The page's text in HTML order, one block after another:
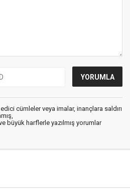
cümleler veya imalar, inançlara saldırı
büyük harflerle yazılmış yorumlar